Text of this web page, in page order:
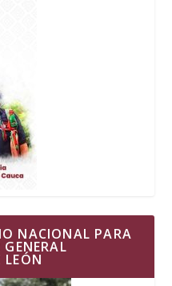
NACIONAL PARA
LEÓN